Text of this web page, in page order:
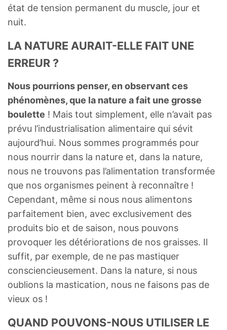
état de tension permanent du muscle, jour et
nuit.
LA NATURE AURAIT-ELLE FAIT UNE
ERREUR ?
Nous pourrions penser, en observant ces
phénomènes, que la nature a fait une grosse
boulette ! Mais tout simplement, elle n’avait pas
prévu l’industrialisation alimentaire qui sévit
aujourd’hui. Nous sommes programmés pour
nous nourrir dans la nature et, dans la nature,
nous ne trouvons pas l’alimentation transformée
que nos organismes peinent à reconnaître !
Cependant, même si nous nous alimentons
parfaitement bien, avec exclusivement des
produits bio et de saison, nous pouvons
provoquer les détériorations de nos graisses. Il
suffit, par exemple, de ne pas mastiquer
consciencieusement. Dans la nature, si nous
oublions la mastication, nous ne faisons pas de
vieux os !
QUAND POUVONS-NOUS UTILISER LE